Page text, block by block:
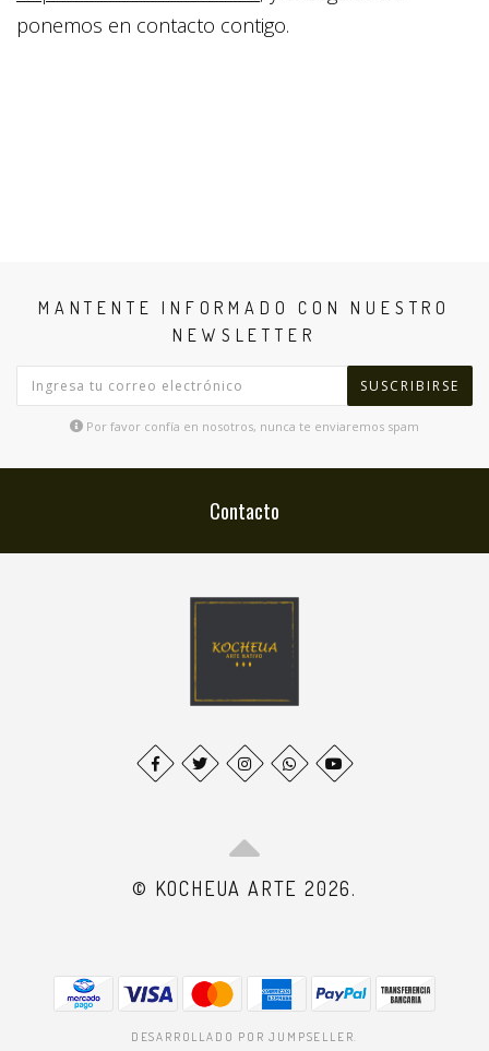
ponemos en contacto contigo.
MANTENTE INFORMADO CON NUESTRO
NEWSLETTER
SUSCRIBIRSE
Por favor confía en nosotros, nunca te enviaremos spam
Contacto
© KOCHEUA ARTE 2026.
DESARROLLADO POR JUMPSELLER.